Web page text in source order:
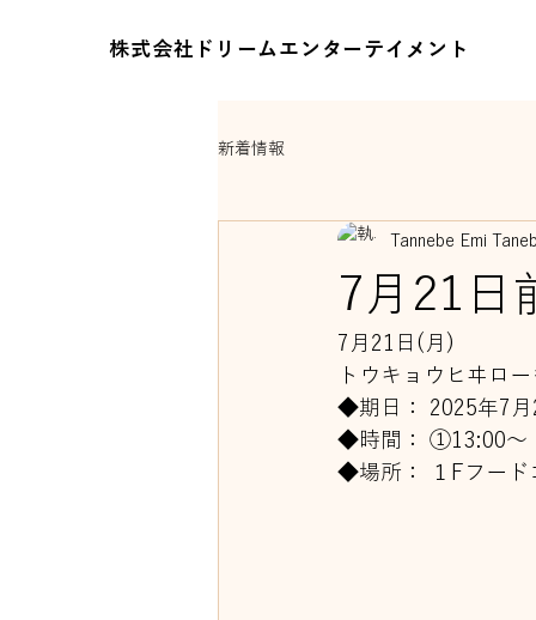
株式会社ドリームエンターテイメント
新着情報
7月21日
Tannebe Emi
7月21日(月)
トウキョウヒヰロ
◆期日： 2025年7
◆時間： ①13:00～
◆場所： １Fフード